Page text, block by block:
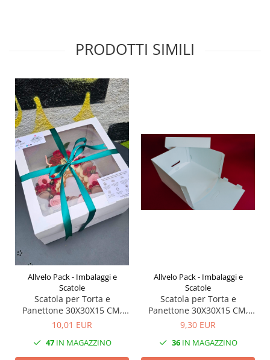
PRODOTTI SIMILI
Allvelo Pack - Imbalaggi e
Scatole
Scatola per Torta e
Panettone 30X30X15 CM,
con finestra, Bianco, CB0F-
10,01 EUR
47IN MAGAZZINO
Allvelo Pack - Imbalaggi e
Scatole
Scatola per Torta e
Panettone 30X30X15 CM,
senza finestra, Bianco,
9,30 EUR
36IN MAGAZZINO